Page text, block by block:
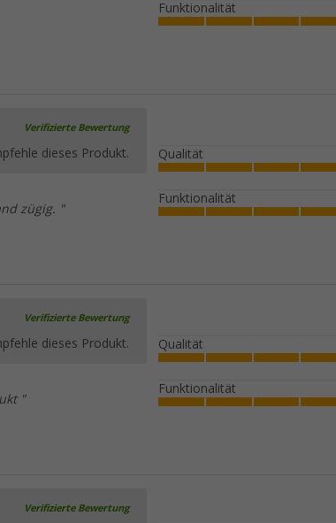
Funktionalität
Verifizierte Bewertung
dieses Produkt.
zügig. "
Qualität
Funktionalität
Verifizierte Bewertung
dieses Produkt.
"
Qualität
Funktionalität
Verifizierte Bewertung